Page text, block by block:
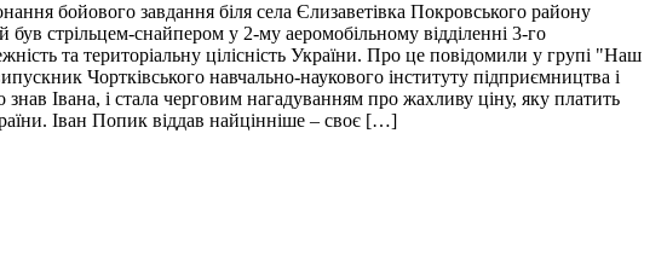
бойового завдання біля села Єлизаветівка Покровського району
був стрільцем-снайпером у 2-му аеромобільному відділенні 3-го
та територіальну цілісність України. Про це повідомили у групі "Наш
Чортківського навчально-наукового інституту підприємництва і
знав Івана, і стала черговим нагадуванням про жахливу ціну, яку платить
Іван Попик віддав найцінніше – своє […]